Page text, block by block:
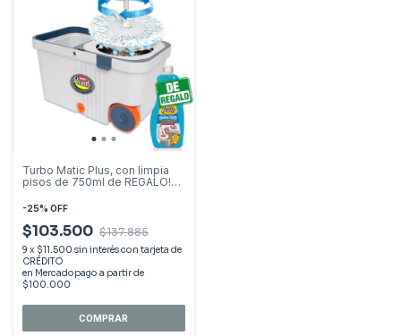
Turbo Matic Plus, con limpia
pisos de 750ml de REGALO!
-25% OFF
$103.500 $137.885
9 x $11.500 sin interés